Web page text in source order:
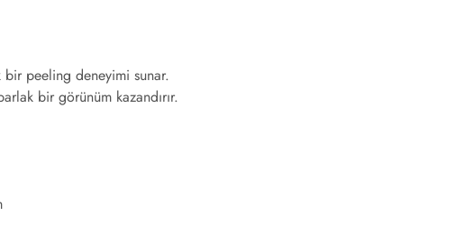
bir peeling deneyimi sunar.
bir görünüm kazandırır.